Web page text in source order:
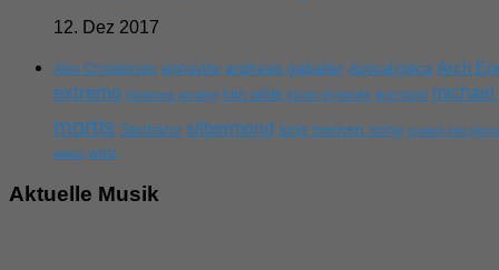
12. Dez 2017
Alex Christensen alphaville andreas gabalier Apocalyptica Arch
extremo johannes oerding kim wilde kissin dynamite limp bizkit
mortis Santiano silbermond sing meinen song smash into
weiss wirtz
Aktuelle Musik